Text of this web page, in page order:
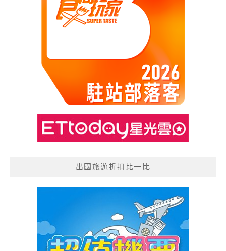
出國旅遊折扣比一比